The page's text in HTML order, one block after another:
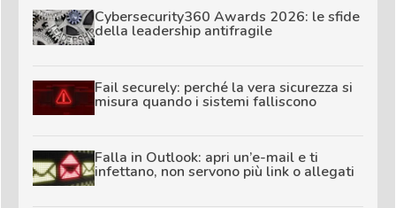
Cybersecurity360 Awards 2026: le sfide
della leadership antifragile
Fail securely: perché la vera sicurezza si
misura quando i sistemi falliscono
Falla in Outlook: apri un’e-mail e ti
infettano, non servono più link o allegati